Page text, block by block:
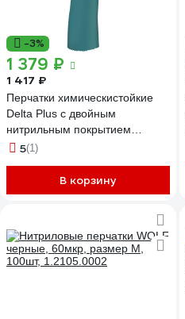
-3%
1 379 ₽
1 417 ₽
Перчатки химическистойкие
Delta Plus с двойным
нитрильным покрытием
CHEMSAFE VV835 размер 8
5(1)
В корзину